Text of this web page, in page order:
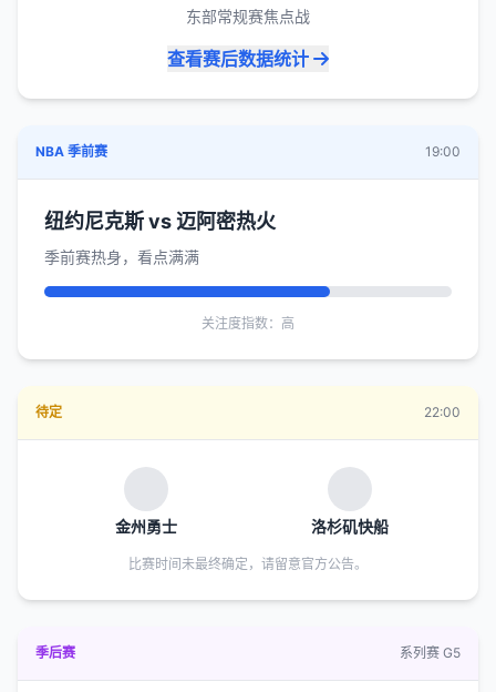
东部常规赛焦点战
查看赛后数据统计
NBA 季前赛 19:00
纽约尼克斯 vs 迈阿密热火
季前赛热身，看点满满
关注度指数：高
待定 22:00
金州勇士 洛杉矶快船
比赛时间未最终确定，请留意官方公告。
季后赛 系列赛 G5